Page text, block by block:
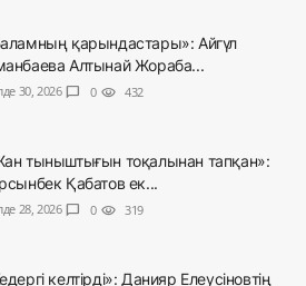
қарындастары»: Айгүл
Алтынай Жораба...
30, 2026 chat_bubble 0 visibility 432
тыныштығын тоқалынан тапқан»:
Қабатов ек...
28, 2026 chat_bubble 0 visibility 319
келтірді»: Данияр Елеусіновтің